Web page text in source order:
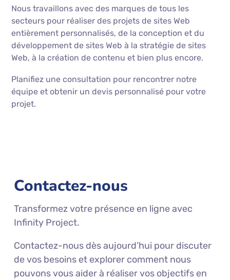
Nous travaillons avec des marques de tous les
secteurs pour réaliser des projets de sites Web
entièrement personnalisés, de la conception et du
développement de sites Web à la stratégie de sites
Web, à la création de contenu et bien plus encore.
Planifiez une consultation pour rencontrer notre
équipe et obtenir un devis personnalisé pour votre
projet.
Contactez-nous
Transformez votre présence en ligne avec
Infinity Project.
Contactez-nous dès aujourd’hui pour discuter
de vos besoins et explorer comment nous
pouvons vous aider à réaliser vos objectifs en